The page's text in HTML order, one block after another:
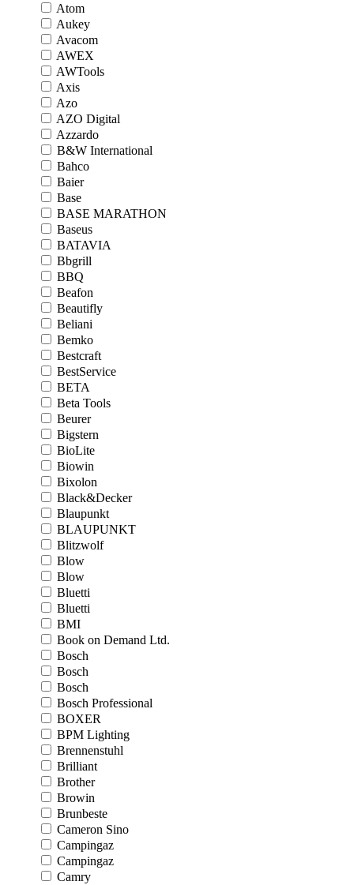
Atom
Aukey
Avacom
AWEX
AWTools
Axis
Azo
AZO Digital
Azzardo
B&W International
Bahco
Baier
Base
BASE MARATHON
Baseus
BATAVIA
Bbgrill
BBQ
Beafon
Beautifly
Beliani
Bemko
Bestcraft
BestService
BETA
Beta Tools
Beurer
Bigstern
BioLite
Biowin
Bixolon
Black&Decker
Blaupunkt
BLAUPUNKT
Blitzwolf
Blow
Blow
Bluetti
Bluetti
BMI
Book on Demand Ltd.
Bosch
Bosch
Bosch
Bosch Professional
BOXER
BPM Lighting
Brennenstuhl
Brilliant
Brother
Browin
Brunbeste
Cameron Sino
Campingaz
Campingaz
Camry